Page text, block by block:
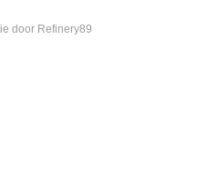
door Refinery89